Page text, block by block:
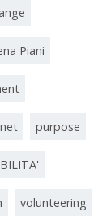
Piani
purpose
volunteering